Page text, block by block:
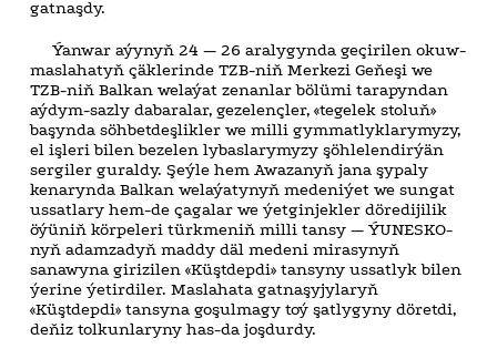
gatnaşdy.
Ýanwar aýynyň 24 — 26 aralygynda geçirilen okuw-
maslahatyň çäklerinde TZB-niň Merkezi Geňeşi we
TZB-niň Balkan welaýat zenanlar bölümi tarapyndan
aýdym-sazly dabaralar, gezelençler, «tegelek stoluň»
başynda söhbetdeşlikler we milli gymmatlyklarymyzy,
el işleri bilen bezelen lybaslarymyzy şöhlelendirýän
sergiler guraldy. Şeýle hem Awazanyň jana şypaly
kenarynda Balkan welaýatynyň medeniýet we sungat
ussatlary hem-de çagalar we ýetginjekler döredijilik
öýüniň körpeleri türkmeniň milli tansy — ÝUNESKO-
nyň adamzadyň maddy däl medeni mirasynyň
sanawyna girizilen «Küştdepdi» tansyny ussatlyk bilen
ýerine ýetirdiler. Maslahata gatnaşyjylaryň
«Küştdepdi» tansyna goşulmagy toý şatlygyny döretdi,
deňiz tolkunlaryny has-da joşdurdy.